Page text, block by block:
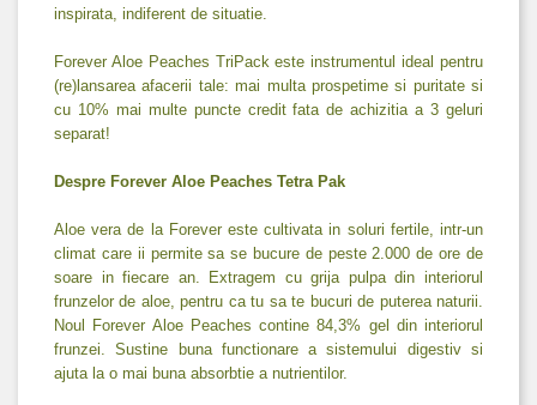
inspirata, indiferent de situatie.
Forever Aloe Peaches TriPack este instrumentul ideal pentru
(re)lansarea afacerii tale: mai multa prospetime si puritate si
cu 10% mai multe puncte credit fata de achizitia a 3 geluri
separat!
Despre Forever Aloe Peaches Tetra Pak
Aloe vera de la Forever este cultivata in soluri fertile, intr-un
climat care ii permite sa se bucure de peste 2.000 de ore de
soare in fiecare an. Extragem cu grija pulpa din interiorul
frunzelor de aloe, pentru ca tu sa te bucuri de puterea naturii.
Noul Forever Aloe Peaches contine 84,3% gel din interiorul
frunzei. Sustine buna functionare a sistemului digestiv si
ajuta la o mai buna absorbtie a nutrientilor.